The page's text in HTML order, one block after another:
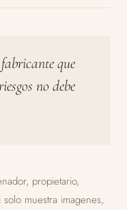
que
no debe
propietario,
muestra imagenes,